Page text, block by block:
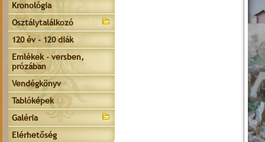
Kronológia
Osztálytalálkozó
120 év - 120 diák
Emlékek - versben,
prózában
Vendégkönyv
Tablóképek
Galéria
Elérhetőség